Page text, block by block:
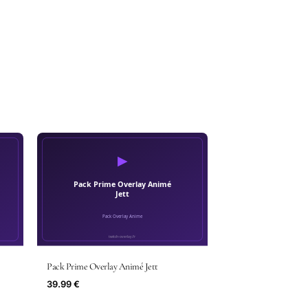
Pack Prime Overlay Animé Jett
39.99 €